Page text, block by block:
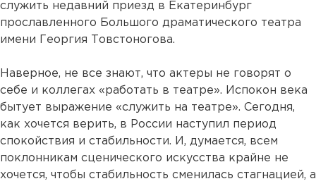
служить недавний приезд в Екатеринбург
прославленного Большого драматического театра
имени Георгия Товстоногова.
Наверное, не все знают, что актеры не говорят о
себе и коллегах «работать в театре». Испокон века
бытует выражение «служить на театре». Сегодня,
как хочется верить, в России наступил период
спокойствия и стабильности. И, думается, всем
поклонникам сценического искусства крайне не
хочется, чтобы стабильность сменилась стагнацией, а